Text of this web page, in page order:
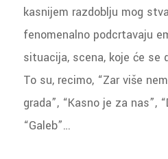
kasnijem razdoblju mog
fenomenalno podcrtavaju
situacija, scena, koje će se
To su, recimo, “Zar više
grada”, “Kasno je za nas”,
“Galeb”…